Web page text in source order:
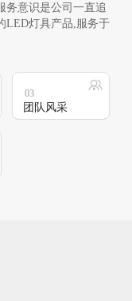
务意识是公司一直追
LED灯具产品,服务于
03
团队风采